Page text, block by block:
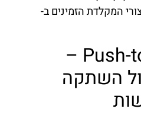
המקלדת הזמינים ב-
טיפ 2: Push-to-Talk –
השתקה